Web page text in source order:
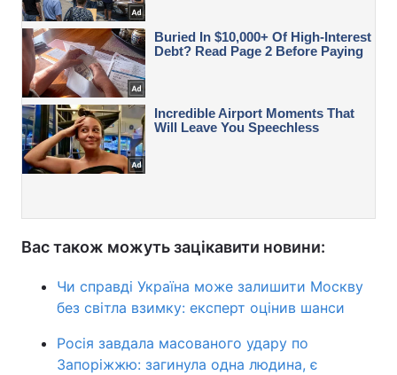
Вас також можуть зацікавити новини:
Чи справді Україна може залишити Москву
без світла взимку: експерт оцінив шанси
Росія завдала масованого удару по
Запоріжжю: загинула одна людина, є